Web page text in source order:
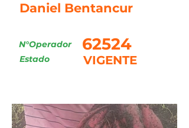
Daniel Bentancur
N°Operador
VIGENTE
Estado
62524